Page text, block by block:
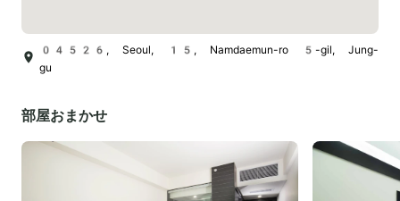
04526, Seoul, 15, Namdaemun-ro 5-gil, Jung-
gu
部屋おまかせ